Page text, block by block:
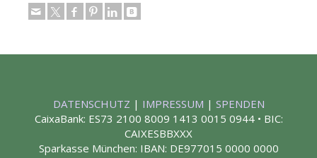
DATENSCHUTZ | IMPRESSUM | SPENDEN
CaixaBank: ES73 2100 8009 1413 0015 0944 • BIC:
CAIXESBBXXX
Sparkasse München: IBAN: DE977015 0000 0000